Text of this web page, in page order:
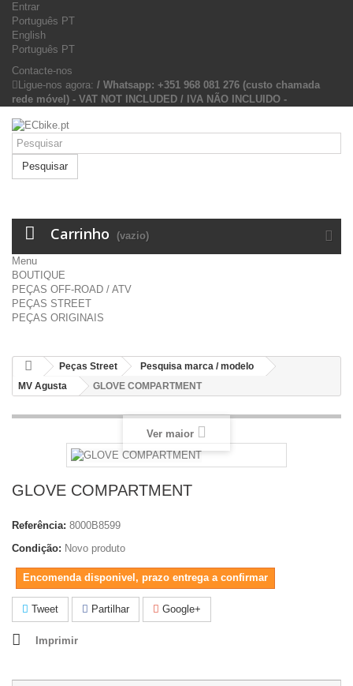
Entrar
Português PT
English
Português PT
Contacte-nos
Ligue-nos agora: / Whatsapp: +351 968 081 276 (custo chamada
rede móvel) - VAT NOT INCLUDED / IVA NÃO INCLUIDO -
Pesquisar
Carrinho (vazio)
Menu
BOUTIQUE
PEÇAS OFF-ROAD / ATV
PEÇAS STREET
PEÇAS ORIGINAIS
Peças Street
Pesquisa marca / modelo
MV Agusta
GLOVE COMPARTMENT
Ver maior
GLOVE COMPARTMENT
Referência: 8000B8599
Condição: Novo produto
Encomenda disponivel, prazo entrega a confirmar
Tweet Partilhar Google+
Imprimir